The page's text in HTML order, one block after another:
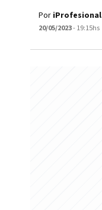
Por iProfesional
20/05/2023- 19:15hs